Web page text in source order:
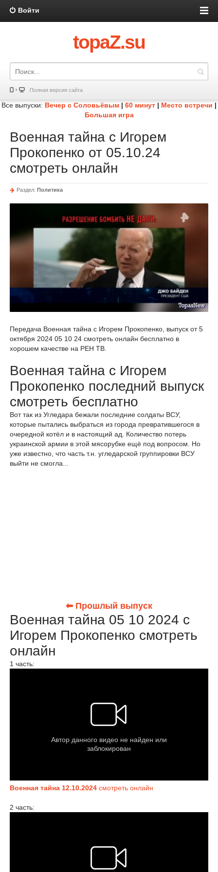
Войти
topaZ.su
Полная версия сайта
Все выпуски: Вечер с Соловьёвым | 60 минут | Место встречи |
Большая игра
Военная тайна с Игорем
Прокопенко от 05.10.24
смотреть онлайн
Раздел: Политика
Передача Военная тайна с Игорем Прокопенко, выпуск от 5
октября 2024 05 10 24 смотреть онлайн бесплатно в
хорошем качестве на РЕН ТВ.
Военная тайна с Игорем
Прокопенко последний выпуск
смотреть бесплатно
Вот так из Угледара бежали последние солдаты ВСУ,
которые пытались выбраться из города превратившегося в
очередной котёл и в настоящий ад. Количество потерь
украинской армии в этой мясорубке ещё под вопросом. Но
уже известно, что часть т.н. угледарской группировки ВСУ
выйти не смогла...
⬅ Прошлый выпуск
Военная тайна 05 10 2024 с
Игорем Прокопенко смотреть
онлайн
1 часть:
Военная тайна 12.10.2024 смотреть онлайн
2 часть: